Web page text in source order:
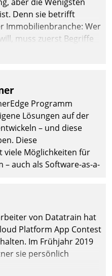
Denn sie betrifft
Immobilienbranche: Wer
muss zuerst Begriffe
Optimierung:
und automatisierte
zu viel erwarten: Allein
Software ist es nicht
von Unternehmen
zu hinterfragen
Programm
Lösungen auf der
– und diese
Diese
Möglichkeiten für
auch als Software-as-a-
von Datatrain hat
Platform App Contest
Im Frühjahr 2019
sie persönlich